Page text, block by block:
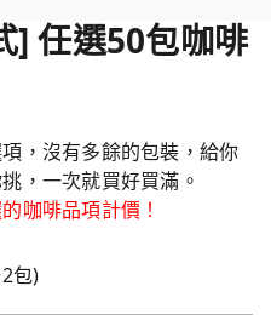
] 任選50包咖啡
，沒有多餘的包裝，給你
，一次就買好買滿。
咖啡品項計價！
包)